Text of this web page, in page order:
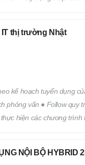
thị trường Nhật
kế hoạch tuyển dụng
phỏng vấn ● Follow quy
hiện các chương
NỘI BỘ HYBRID